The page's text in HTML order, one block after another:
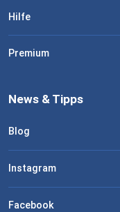
Hilfe
Premium
News & Tipps
Blog
Instagram
Facebook